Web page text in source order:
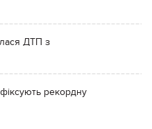
ДТП з
рекордну